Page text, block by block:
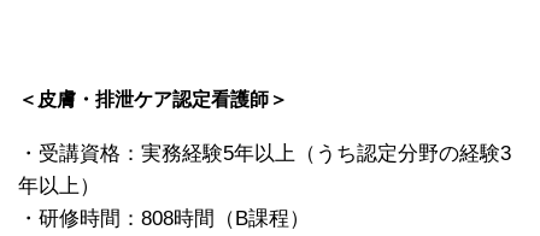
＜皮膚・排泄ケア認定看護師＞
・受講資格：実務経験5年以上（うち認定分野の経験3
年以上）
・研修時間：808時間（B課程）